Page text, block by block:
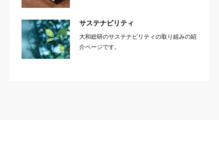
サステナビリティ
大和総研のサステナビリティの取り組みの紹
介ページです。